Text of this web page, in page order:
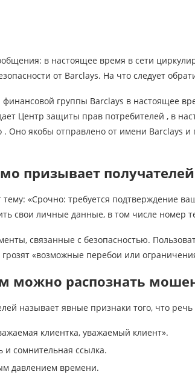
в настоящее время в сети
от Barclays. На что следует
финансовой группы Barclays в настоящее
Центр защиты прав потребителей , в
Оно якобы отправлено от имени Barclays и
призывает
«Срочно: требуется подтверждение
свои личные данные, в том числе номер
связанные с безопасностью.
«возможные перебои или
можно распознать
называет явные признаки того, что
клиентка, уважаемый клиент».
сомнительная ссылка.
давлением времени.